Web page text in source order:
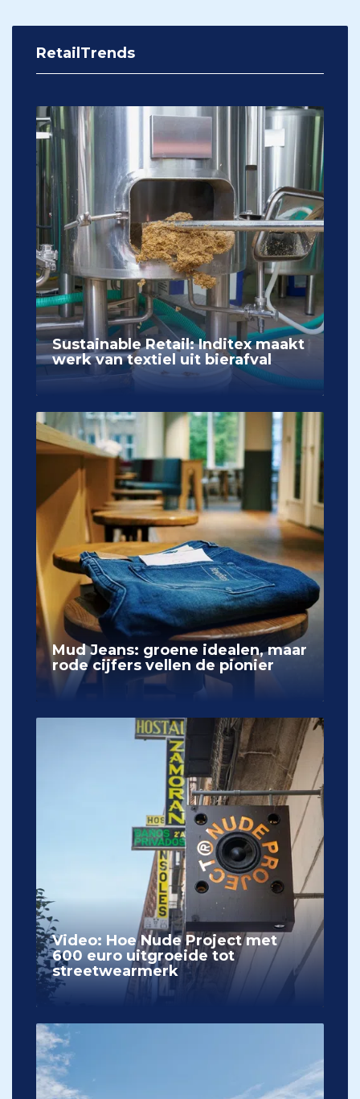
RetailTrends
Sustainable Retail: Inditex maakt
werk van textiel uit bierafval
Mud Jeans: groene idealen, maar
rode cijfers vellen de pionier
Video: Hoe Nude Project met
600 euro uitgroeide tot
streetwearmerk